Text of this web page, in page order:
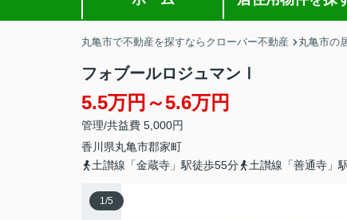
丸亀市で不動産を探すならクローバー不動産 丸亀市の
フォブールロジュマンⅠ
5.5万円～5.6万円
管理/共益費 5,000円
香川県丸亀市郡家町
土讃線「金蔵寺」駅徒歩55分
土讃線「善通寺」
1/5